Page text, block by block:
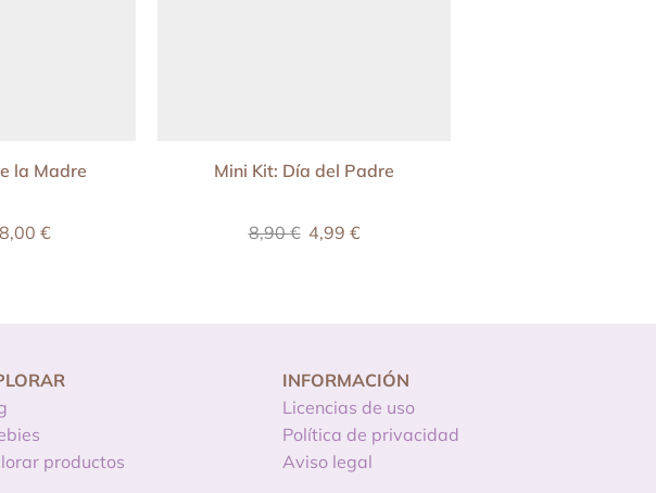
la Madre
8,00 €
Mini Kit: Día del Padre
8,90€ 4,99 €
productos
INFORMACIÓN
Licencias de uso
Política de privacidad
Aviso legal